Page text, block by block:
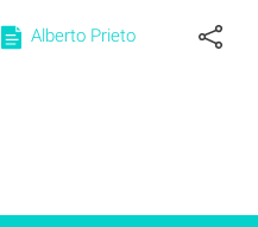
Alberto Prieto